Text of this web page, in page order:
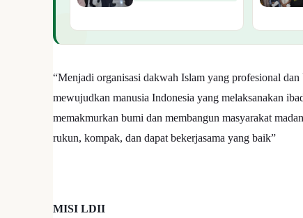
“Menjadi organisasi dakwah Islam yang profesional
mewujudkan manusia Indonesia yang melaksanakan
memakmurkan bumi dan membangun masyarakat
rukun, kompak, dan dapat bekerjasama yang baik”
MISI LDII